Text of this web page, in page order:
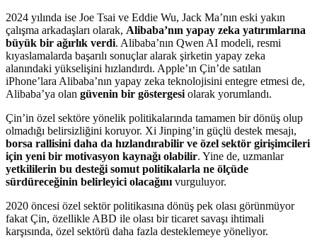
2024 yılında ise Joe Tsai ve Eddie Wu, Jack Ma’nın eski yakın
çalışma arkadaşları olarak, Alibaba’nın yapay zeka yatırımlarına
büyük bir ağırlık verdi. Alibaba’nın Qwen AI modeli, resmi
kıyaslamalarda başarılı sonuçlar alarak şirketin yapay zeka
alanındaki yükselişini hızlandırdı. Apple’ın Çin’de satılan
iPhone’lara Alibaba’nın yapay zeka teknolojisini entegre etmesi de,
Alibaba’ya olan güvenin bir göstergesi olarak yorumlandı.
Çin’in özel sektöre yönelik politikalarında tamamen bir dönüş olup
olmadığı belirsizliğini koruyor. Xi Jinping’in güçlü destek mesajı,
borsa rallisini daha da hızlandırabilir ve özel sektör girişimcileri
için yeni bir motivasyon kaynağı olabilir. Yine de, uzmanlar
yetkililerin bu desteği somut politikalarla ne ölçüde
sürdüreceğinin belirleyici olacağını vurguluyor.
2020 öncesi özel sektör politikasına dönüş pek olası görünmüyor
fakat Çin, özellikle ABD ile olası bir ticaret savaşı ihtimali
karşısında, özel sektörü daha fazla desteklemeye yöneliyor.